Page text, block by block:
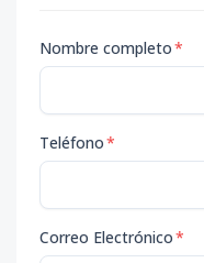
Nombre completo*
Teléfono*
Correo Electrónico*